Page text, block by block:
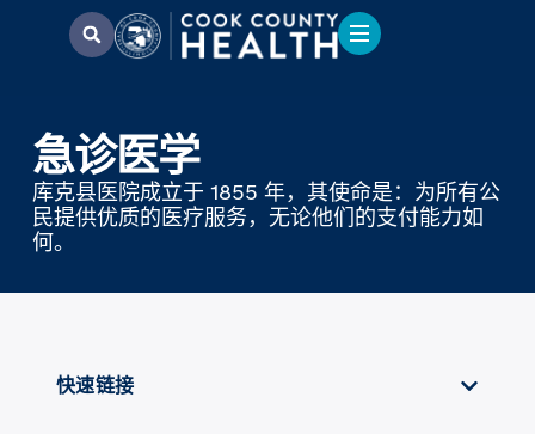
急诊医学
库克县医院成立于 1855 年，其使命是：为所有公
民提供优质的医疗服务，无论他们的支付能力如
何。
快速链接